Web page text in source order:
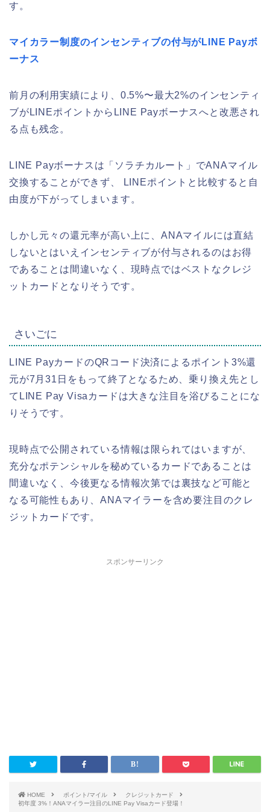
す。
マイカラー制度のインセンティブの付与がLINE Payボ
ーナス
前月の利用実績により、0.5%〜最大2%のインセンティ
ブがLINEポイントからLINE Payボーナスへと改悪され
る点も残念。
LINE Payボーナスは「ソラチカルート」でANAマイル
交換することができず、 LINEポイントと比較すると自
由度が下がってしまいます。
しかし元々の還元率が高い上に、ANAマイルには直結
しないとはいえインセンティブが付与されるのはお得
であることは間違いなく、現時点ではベストなクレジ
ットカードとなりそうです。
さいごに
LINE PayカードのQRコード決済によるポイント3%還
元が7月31日をもって終了となるため、乗り換え先とし
てLINE Pay Visaカードは大きな注目を浴びることにな
りそうです。
現時点で公開されている情報は限られてはいますが、
充分なポテンシャルを秘めているカードであることは
間違いなく、今後更なる情報次第では裏技など可能と
なる可能性もあり、ANAマイラーを含め要注目のクレ
ジットカードです。
スポンサーリンク
HOME ポイント/マイル
クレジットカード
初年度 3%！ANAマイラー注目のLINE Pay Visaカード登場！